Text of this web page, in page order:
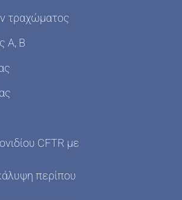
τραχώματος
Α, Β
CFTR με
περίπου